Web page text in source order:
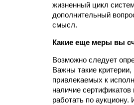
жизненный цикл
дополнительный
смысл.
Какие еще меры вы
Возможно следует
Важны такие
привлекаемых к
наличие
работать по